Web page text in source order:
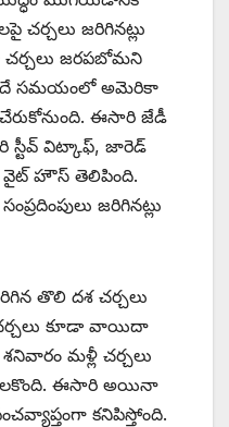
చర్చలు జరిగినట్లు
జరపబోమని
ఇదే సమయంలో అమెరికా
ఈసారి జేడీ
స్టీవ్ విట్కాఫ్, జారెడ్
వైట్ హౌస్ తెలిపింది.
జరిగినట్లు
తొలి దశ చర్చలు
కూడా వాయిదా
మళ్లీ చర్చలు
ఈసారి అయినా
కనిపిస్తోంది.